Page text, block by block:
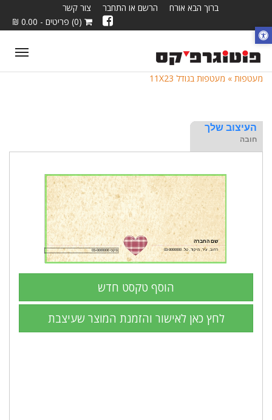
ברוך הבא אורח הרשם או התחבר
צור קשר
(0) פריטים - 0.00 ₪
מעטפות » מעטפות בגודל 11X23
העיצוב שלך
חובה